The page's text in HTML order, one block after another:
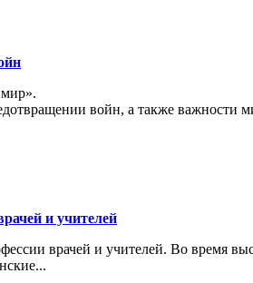
войн, а также важности
и учителей
врачей и учителей. Во